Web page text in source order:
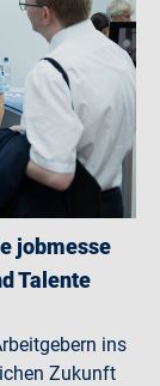
jobmesse
Talente
ins
Zukunft